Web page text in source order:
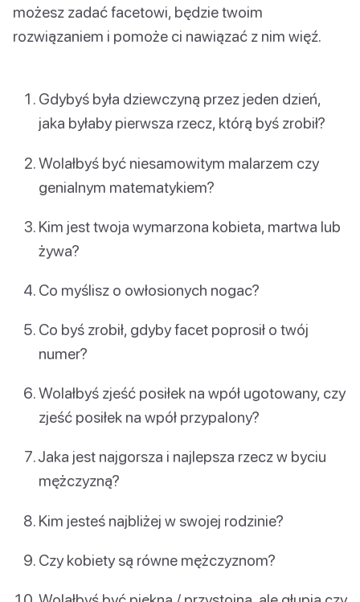
możesz zadać facetowi, będzie twoim
rozwiązaniem i pomoże ci nawiązać z nim więź.
Gdybyś była dziewczyną przez jeden dzień,
jaka byłaby pierwsza rzecz, którą byś zrobił?
Wolałbyś być niesamowitym malarzem czy
genialnym matematykiem?
Kim jest twoja wymarzona kobieta, martwa lub
żywa?
Co myślisz o owłosionych nogac?
Co byś zrobił, gdyby facet poprosił o twój
numer?
Wolałbyś zjeść posiłek na wpół ugotowany, czy
zjeść posiłek na wpół przypalony?
Jaka jest najgorsza i najlepsza rzecz w byciu
mężczyzną?
Kim jesteś najbliżej w swojej rodzinie?
Czy kobiety są równe mężczyznom?